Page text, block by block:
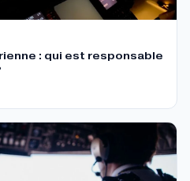
: qui est responsable